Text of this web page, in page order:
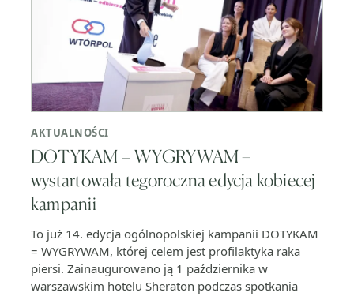
AKTUALNOŚCI
DOTYKAM = WYGRYWAM –
wystartowała tegoroczna edycja kobiecej
kampanii
To już 14. edycja ogólnopolskiej kampanii DOTYKAM
= WYGRYWAM, której celem jest profilaktyka raka
piersi. Zainaugurowano ją 1 października w
warszawskim hotelu Sheraton podczas spotkania